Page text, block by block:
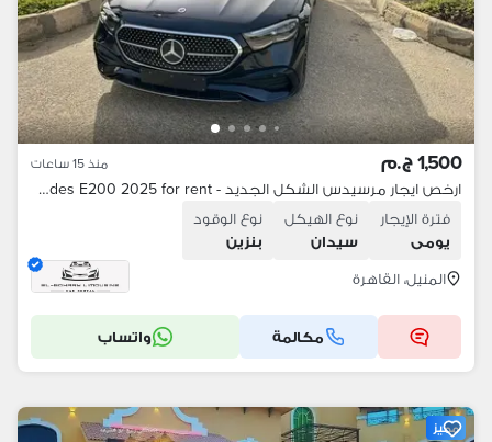
1,500 ج.م منذ 15 ساعات
ارخص ايجار مرسيدس الشكل الجديد - Mercedes E200 2025 for rent
فترة الإيجار
يومى
نوع الهيكل
سيدان
نوع الوقود
بنزين
المنيل، القاهرة
مكالمة واتساب
مميز